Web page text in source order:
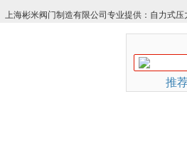
上海彬米阀门制造有限公司专业提供： 自力式压
推